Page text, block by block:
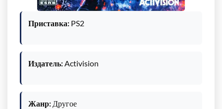
Приставка: PS2
Издатель:Activision
Жанр: Другое